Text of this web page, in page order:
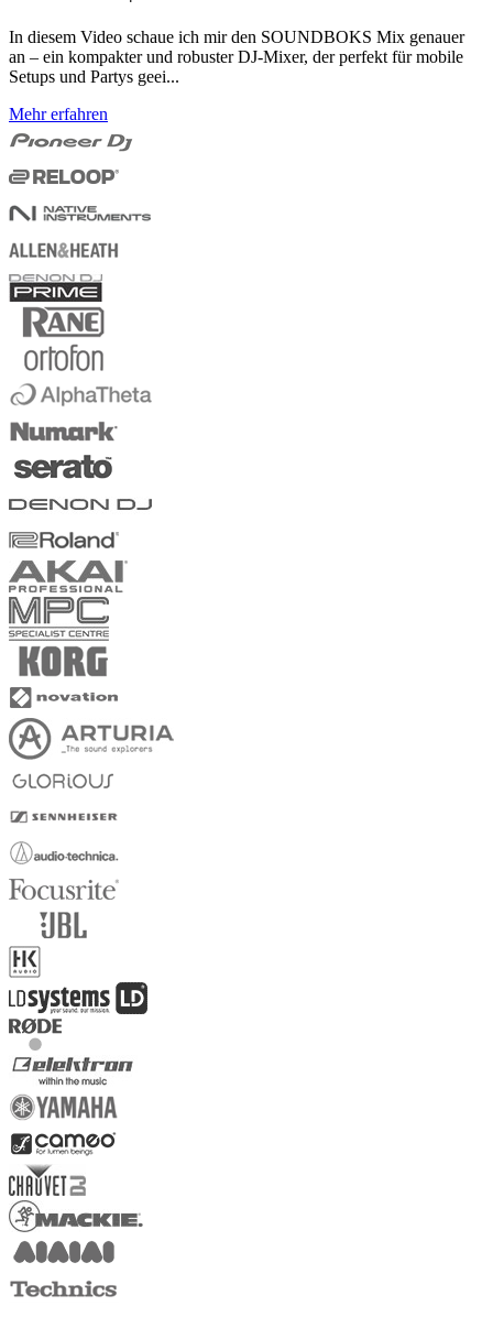
In diesem Video schaue ich mir den SOUNDBOKS Mix genauer
an – ein kompakter und robuster DJ-Mixer, der perfekt für mobile
Setups und Partys geei...
Mehr erfahren